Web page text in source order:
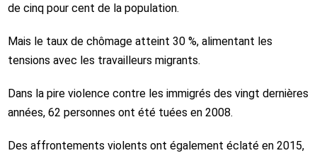
de cinq pour cent de la population.
Mais le taux de chômage atteint 30 %, alimentant les
tensions avec les travailleurs migrants.
Dans la pire violence contre les immigrés des vingt dernières
années, 62 personnes ont été tuées en 2008.
Des affrontements violents ont également éclaté en 2015,